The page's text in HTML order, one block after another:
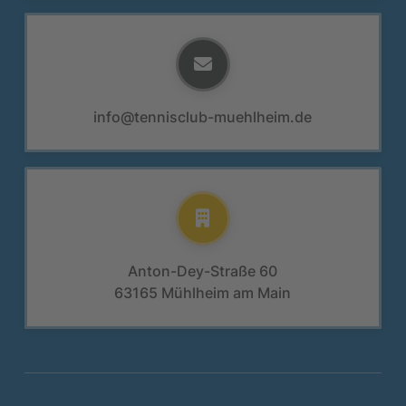
info@tennisclub-muehlheim.de
Anton-Dey-Straße 60
63165 Mühlheim am Main